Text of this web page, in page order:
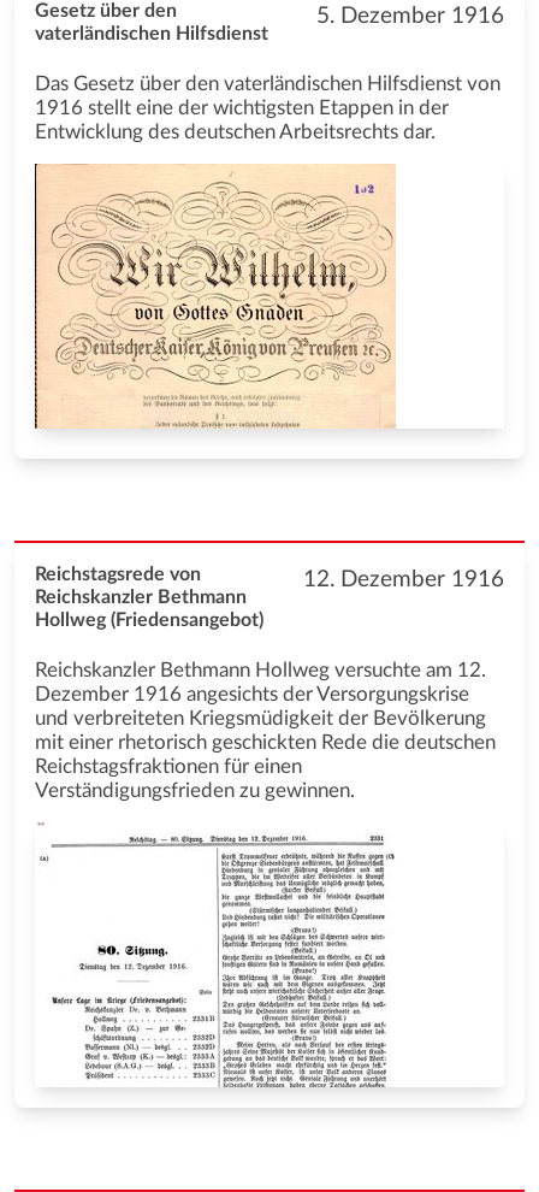
5. Dezember 1916
Gesetz über den
vaterländischen Hilfsdienst
Das Gesetz über den vaterländischen Hilfsdienst von
1916 stellt eine der wichtigsten Etappen in der
Entwicklung des deutschen Arbeitsrechts dar.
12. Dezember 1916
Reichstagsrede von
Reichskanzler Bethmann
Hollweg (Friedensangebot)
Reichskanzler Bethmann Hollweg versuchte am 12.
Dezember 1916 angesichts der Versorgungskrise
und verbreiteten Kriegsmüdigkeit der Bevölkerung
mit einer rhetorisch geschickten Rede die deutschen
Reichstagsfraktionen für einen
Verständigungsfrieden zu gewinnen.